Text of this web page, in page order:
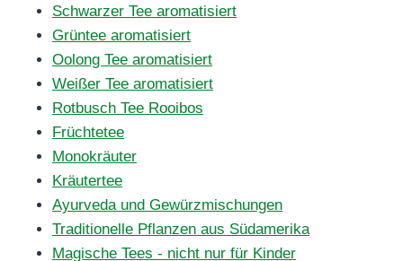
Schwarzer Tee aromatisiert
Grüntee aromatisiert
Oolong Tee aromatisiert
Weißer Tee aromatisiert
Rotbusch Tee Rooibos
Früchtetee
Monokräuter
Kräutertee
Ayurveda und Gewürzmischungen
Traditionelle Pflanzen aus Südamerika
Magische Tees - nicht nur für Kinder